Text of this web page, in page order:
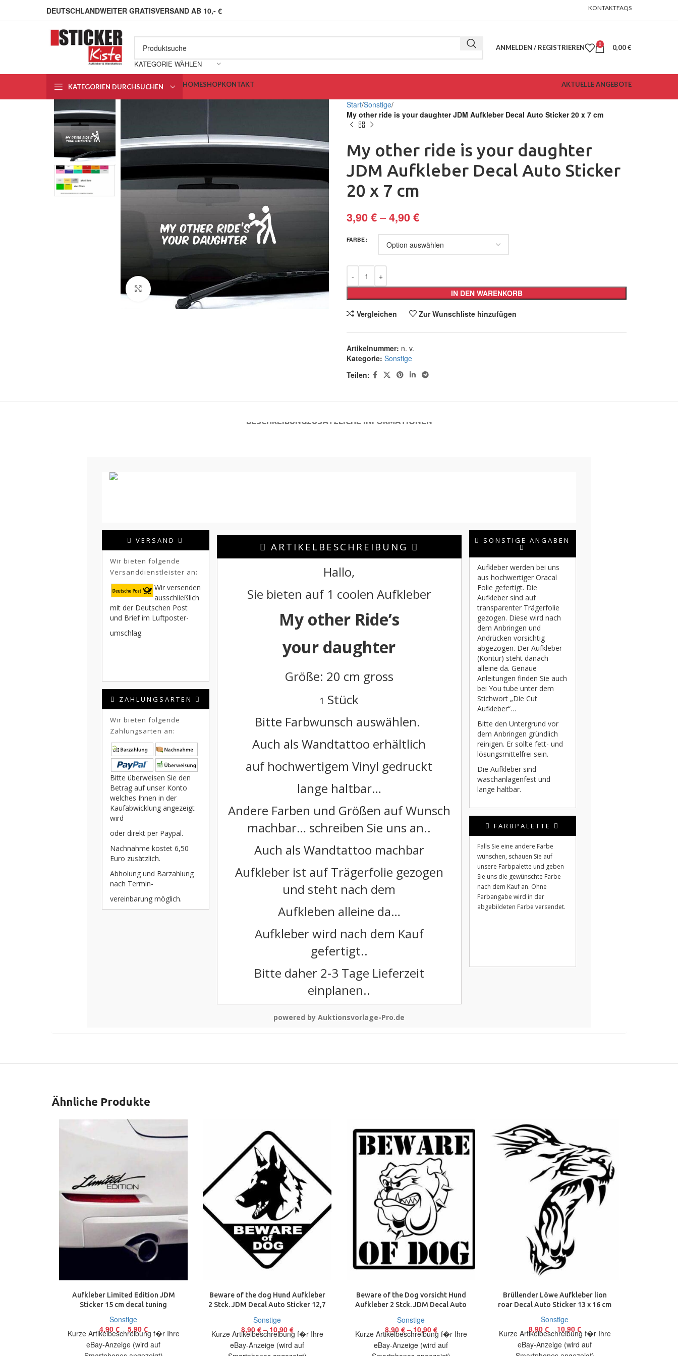
DEUTSCHLANDWEITER GRATISVERSAND AB 10,- € KONTAKTFAQS
KATEGORIE WÄHLEN
ANMELDEN / REGISTRIEREN 0 0,00€
KATEGORIEN DURCHSUCHEN HOMESHOPKONTAKT AKTUELLE ANGEBOTE
Klick zum Vergrößern
Start Sonstige
My other ride is your daughter JDM Aufkleber Decal Auto Sticker 20 x 7 cm
My other ride is your daughter
JDM Aufkleber Decal Auto Sticker
20 x 7 cm
3,90€–4,90€
FARBE
IN DEN WARENKORB
Vergleichen Zur Wunschliste hinzufügen
Artikelnummer: n. v.
Kategorie: Sonstige
Teilen:
BESCHREIBUNGZUSÄTZLICHE INFORMATIONEN
ARTIKELBESCHREIBUNG
Hallo,
Sie bieten auf 1 coolen Aufkleber
My other Ride’s
your daughter
Größe: 20 cm gross
1 Stück
Bitte Farbwunsch auswählen.
Auch als Wandtattoo erhältlich
auf hochwertigem Vinyl gedruckt
lange haltbar…
Andere Farben und Größen auf Wunsch
machbar… schreiben Sie uns an..
Auch als Wandtattoo machbar
Aufkleber ist auf Trägerfolie gezogen
und steht nach dem
Aufkleben alleine da…
Aufkleber wird nach dem Kauf
gefertigt..
Bitte daher 2-3 Tage Lieferzeit
einplanen..
VERSAND
Wir bieten folgende
Versanddienstleister an:
Wir versenden
ausschließlich
mit der Deutschen Post
und Brief im Luftposter-
umschlag.
ZAHLUNGSARTEN
Wir bieten folgende
Zahlungsarten an:
Bitte überweisen Sie den
Betrag auf unser Konto
welches Ihnen in der
Kaufabwicklung angezeigt
wird –
oder direkt per Paypal.
Nachnahme kostet 6,50
Euro zusätzlich.
Abholung und Barzahlung
nach Termin-
vereinbarung möglich.
SONSTIGE ANGABEN
Aufkleber werden bei uns
aus hochwertiger Oracal
Folie gefertigt. Die
Aufkleber sind auf
transparenter Trägerfolie
gezogen. Diese wird nach
dem Anbringen und
Andrücken vorsichtig
abgezogen. Der Aufkleber
(Kontur) steht danach
alleine da. Genaue
Anleitungen finden Sie auch
bei You tube unter dem
Stichwort „Die Cut
Aufkleber“…
Bitte den Untergrund vor
dem Anbringen gründlich
reinigen. Er sollte fett- und
lösungsmittelfrei sein.
Die Aufkleber sind
waschanlagenfest und
lange haltbar.
FARBPALETTE
Falls Sie eine andere Farbe
wünschen, schauen Sie auf
unsere Farbpalette und geben
Sie uns die gewünschte Farbe
nach dem Kauf an. Ohne
Farbangabe wird in der
abgebildeten Farbe versendet.
powered by Auktionsvorlage-Pro.de
Ähnliche Produkte
Aufkleber Limited Edition JDM
Sticker 15 cm decal tuning
Sonstige
4,90 €– 5,90 €
Kurze Artikelbeschreibung f�r Ihre
eBay-Anzeige (wird auf
Beware of the dog Hund Aufkleber
2 Stck. JDM Decal Auto Sticker 12,7
Sonstige
8,90 €–10,90 €
Kurze Artikelbeschreibung f�r Ihre
eBay-Anzeige (wird auf
Beware of the Dog vorsicht Hund
Aufkleber 2 Stck. JDM Decal Auto
Sonstige
8,90 €–10,90 €
Kurze Artikelbeschreibung f�r Ihre
eBay-Anzeige (wird auf
Brüllender Löwe Aufkleber lion
roar Decal Auto Sticker 13 x 16 cm
Sonstige
8,90 €–10,90 €
Kurze Artikelbeschreibung f�r Ihre
eBay-Anzeige (wird auf